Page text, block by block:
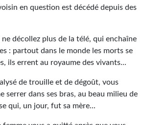
en question est décédé depuis des
décollez plus de la télé, qui enchaîne
: partout dans le monde les morts se
ils errent au royaume des vivants...
de trouille et de dégoût, vous
serrer dans ses bras, au beau milieu de
qui, un jour, fut sa mère...